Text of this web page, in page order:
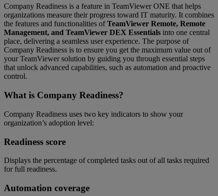
Company Readiness is a feature in TeamViewer ONE that helps
organizations measure their progress toward IT maturity. It combines
the features and functionalities ofTeamViewer Remote, Remote
Management, and TeamViewer DEX Essentials into one central
place, delivering a seamless user experience. The purpose of
Company Readiness is to ensure you get the maximum value out of
your TeamViewer solution by guiding you through essential steps
that unlock advanced capabilities, such as automation and proactive
control.
What is Company Readiness?
Company Readiness uses two key indicators to show your
organization’s adoption level:
Readiness score
Displays the percentage of completed tasks out of all tasks required
for full readiness.
Automation coverage